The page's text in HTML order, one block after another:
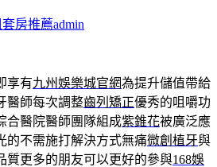
房推薦admin
享有九州娛樂城官網為提升儲值帶給
醫師每次調整齒列矯正優秀的咀嚼功
合醫院醫師團隊組成紫錐花被廣泛應
的不需施打解決方式無痛微創植牙與
質更多的朋友可以更好的參與168娛